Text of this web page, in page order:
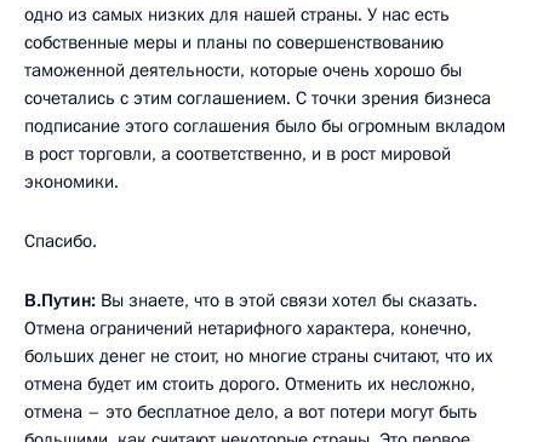
одно из самых низких для нашей страны. У нас есть
собственные меры и планы по совершенствованию
таможенной деятельности, которые очень хорошо бы
сочетались с этим соглашением. С точки зрения бизнеса
подписание этого соглашения было бы огромным вкладом
в рост торговли, а соответственно, и в рост мировой
экономики.
Спасибо.
В.Путин: Вы знаете, что в этой связи хотел бы сказать.
Отмена ограничений нетарифного характера, конечно,
больших денег не стоит, но многие страны считают, что их
отмена будет им стоить дорого. Отменить их несложно,
отмена – это бесплатное дело, а вот потери могут быть